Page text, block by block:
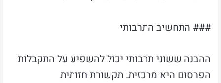
### התחשיב התרבותי
ההבנה ששוני תרבותי יכול להשפיע על התקבלות
הפרסום היא מרכזית. תקשורת חזותית